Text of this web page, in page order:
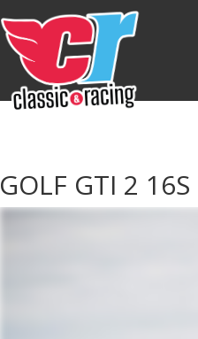
GOLF GTI 2 16S